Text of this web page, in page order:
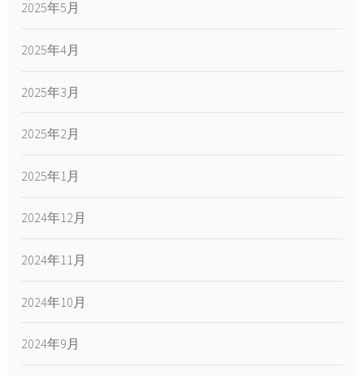
2025年5月
2025年4月
2025年3月
2025年2月
2025年1月
2024年12月
2024年11月
2024年10月
2024年9月